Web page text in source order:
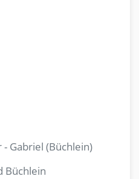
- Gabriel (Büchlein)
Büchlein